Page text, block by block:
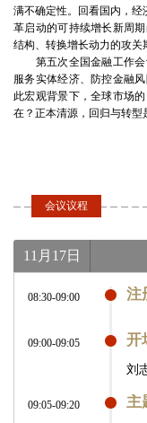
满不确定性。回看国内，经
革启动的可持续增长新周
结构、转换增长动力的攻关
第五次全国金融工作会
服务实体经济、防控金融
此宏观背景下，全球市场
在？正本清源，回归与转型
会议议程
11月17日
08:30-09:00 注
09:00-09:05 开
刘
09:05-09:20 主